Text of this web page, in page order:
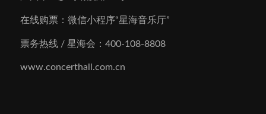
在线购票：微信小程序“星海音乐厅”
票务热线 / 星海会：400-108-8808
www.concerthall.com.cn